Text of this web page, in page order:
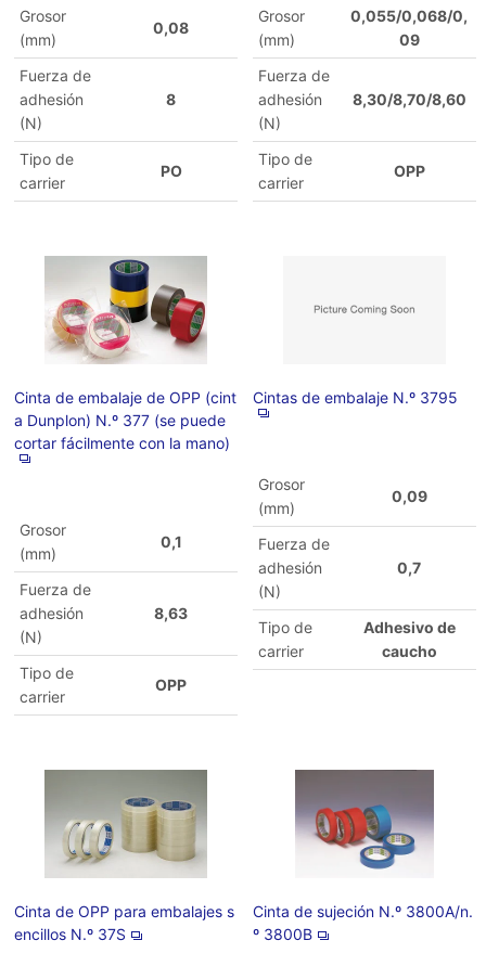
Grosor
(mm)
0,08
Fuerza de
adhesión
(N)
8
Tipo de
carrier
PO
Grosor
(mm)
0,055/0,068/0,
09
Fuerza de
adhesión
(N)
8,30/8,70/8,60
Tipo de
carrier
OPP
Cinta de embalaje de OPP (cint
a Dunplon) N.º 377 (se puede
cortar fácilmente con la mano)
Grosor
(mm)
0,1
Fuerza de
adhesión
(N)
8,63
Tipo de
carrier
OPP
Cintas de embalaje N.º 3795
Grosor
(mm)
0,09
Fuerza de
adhesión
(N)
0,7
Tipo de
carrier
Adhesivo de
caucho
Cinta de OPP para embalajes s
encillos N.º 37S
Cinta de sujeción N.º 3800A/n.
º 3800B